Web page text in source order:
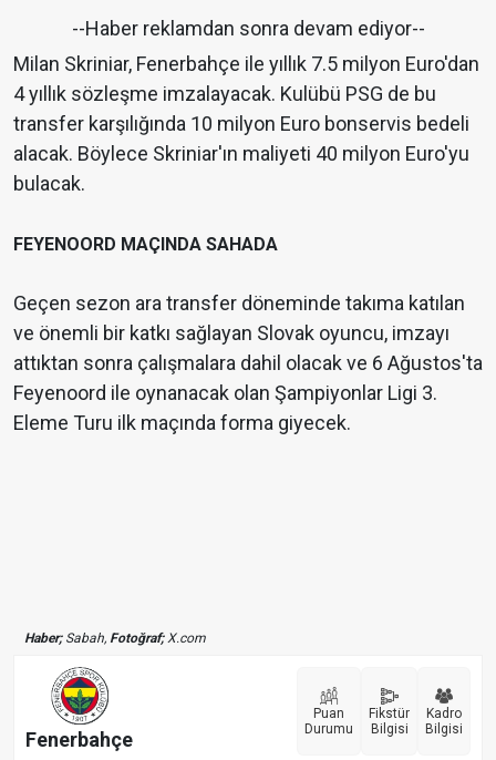
--Haber reklamdan sonra devam ediyor--
Milan Skriniar, Fenerbahçe ile yıllık 7.5 milyon Euro'dan
4 yıllık sözleşme imzalayacak. Kulübü PSG de bu
transfer karşılığında 10 milyon Euro bonservis bedeli
alacak. Böylece Skriniar'ın maliyeti 40 milyon Euro'yu
bulacak.
FEYENOORD MAÇINDA SAHADA
Geçen sezon ara transfer döneminde takıma katılan
ve önemli bir katkı sağlayan Slovak oyuncu, imzayı
attıktan sonra çalışmalara dahil olacak ve 6 Ağustos'ta
Feyenoord ile oynanacak olan Şampiyonlar Ligi 3.
Eleme Turu ilk maçında forma giyecek.
Haber;Sabah, Fotoğraf;X.com
Fenerbahçe
Puan
Durumu
Fikstür
Bilgisi
Kadro
Bilgisi